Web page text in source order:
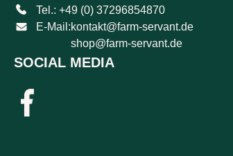
Tel.: +49 (0) 37296854870
E-Mail:kontakt@farm-servant.de
shop@farm-servant.de
SOCIAL MEDIA